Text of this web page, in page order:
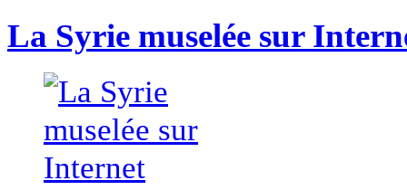
La Syrie muselée sur